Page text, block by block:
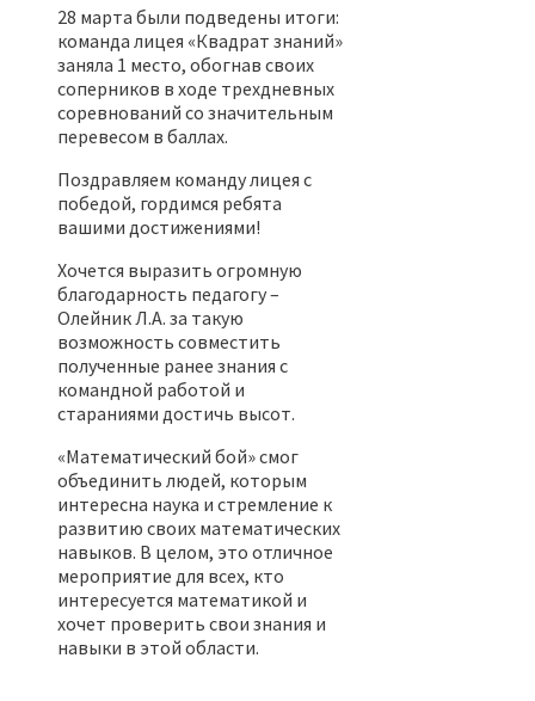
28 марта были подведены итоги:
команда лицея «Квадрат знаний»
заняла 1 место, обогнав своих
соперников в ходе трехдневных
соревнований со значительным
перевесом в баллах.
Поздравляем команду лицея с
победой, гордимся ребята
вашими достижениями!
Хочется выразить огромную
благодарность педагогу –
Олейник Л.А. за такую
возможность совместить
полученные ранее знания с
командной работой и
стараниями достичь высот.
«Математический бой» смог
объединить людей, которым
интересна наука и стремление к
развитию своих математических
навыков. В целом, это отличное
мероприятие для всех, кто
интересуется математикой и
хочет проверить свои знания и
навыки в этой области.